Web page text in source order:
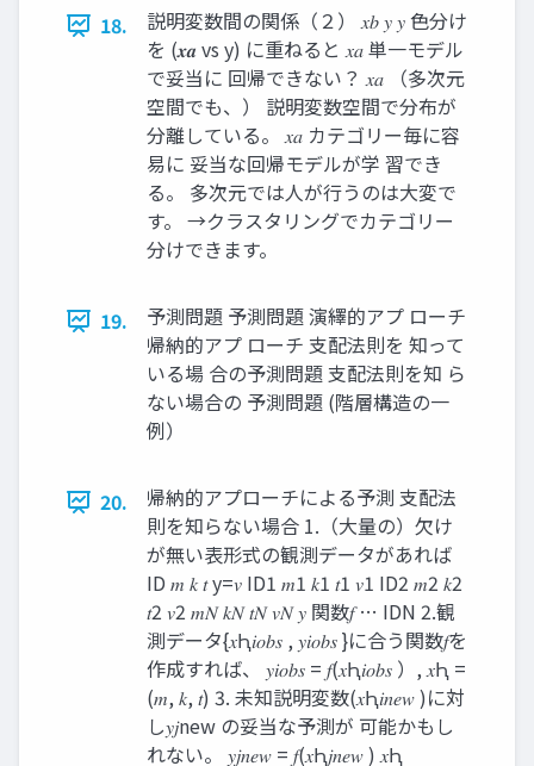
18.
説明変数間の関係（２） 𝑥𝑏 𝑦 𝑦 色分け
を (𝒙𝒂 vs y) に重ねると 𝑥𝑎 単一モデル
で妥当に 回帰できない？ 𝑥𝑎 （多次元
空間でも、） 説明変数空間で分布が
分離している。 𝑥𝑎 カテゴリー毎に容
易に 妥当な回帰モデルが学 習でき
る。 多次元では人が行うのは大変で
す。 →クラスタリングでカテゴリー
分けできます。
19.
予測問題 予測問題 演繹的アプ ローチ
帰納的アプ ローチ 支配法則を 知って
いる場 合の予測問題 支配法則を知 ら
ない場合の 予測問題 (階層構造の一
例）
20.
帰納的アプローチによる予測 支配法
則を知らない場合 1.（大量の）欠け
が無い表形式の観測データがあれば
ID 𝑚 𝑘 𝑡 y=𝑣 ID1 𝑚1 𝑘1 𝑡1 𝑣1 ID2 𝑚2 𝑘2
𝑡2 𝑣2 𝑚𝑁 𝑘𝑁 𝑡𝑁 𝑣𝑁 𝑦 関数𝑓 … IDN 2.観
測データ{𝑥Ԧ𝑖𝑜𝑏𝑠 , 𝑦𝑖𝑜𝑏𝑠 }に合う関数𝑓を
作成すれば、 𝑦𝑖𝑜𝑏𝑠 = 𝑓(𝑥Ԧ𝑖𝑜𝑏𝑠 ）, 𝑥Ԧ =
(𝑚, 𝑘, 𝑡) 3. 未知説明変数(𝑥Ԧ𝑖𝑛𝑒𝑤 )に対
し𝑦𝑗new の妥当な予測が 可能かもし
れない。 𝑦𝑗𝑛𝑒𝑤 = 𝑓(𝑥Ԧ𝑗𝑛𝑒𝑤 ) 𝑥Ԧ